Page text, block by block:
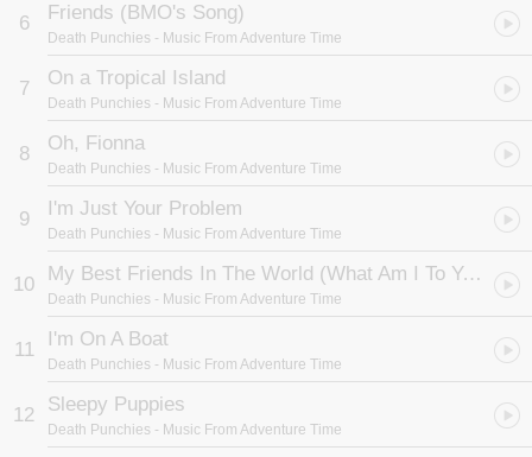
6 Friends (BMO's Song)
Death Punchies - Music From Adventure Time
7 On a Tropical Island
Death Punchies - Music From Adventure Time
8 Oh, Fionna
Death Punchies - Music From Adventure Time
9 I'm Just Your Problem
Death Punchies - Music From Adventure Time
10 My Best Friends In The World (What Am I To You??)
Death Punchies - Music From Adventure Time
11 I'm On A Boat
Death Punchies - Music From Adventure Time
12 Sleepy Puppies
Death Punchies - Music From Adventure Time